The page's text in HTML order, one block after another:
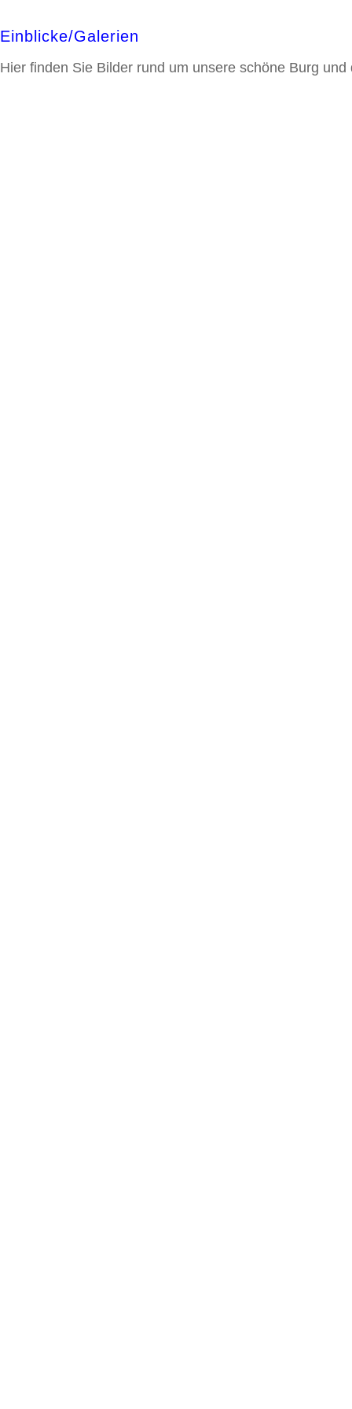
Einblicke/Galerien
Hier finden Sie Bilder rund um unsere schöne Burg